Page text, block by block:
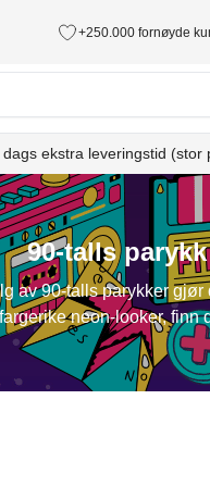
+250.000 fornøyde
ekstra leveringstid (stor
90-talls parykk
av 90-talls parykker
neon-looker, finn